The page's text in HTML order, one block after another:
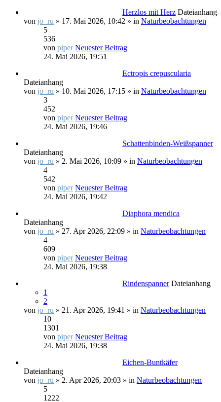
Herzlos mit Herz Dateianhang
von jo_ru » 17. Mai 2026, 10:42 » in Naturbeobachtungen
5
536
von piper Neuester Beitrag
24. Mai 2026, 19:51
Ectropis crepuscularia
Dateianhang
von jo_ru » 10. Mai 2026, 17:15 » in Naturbeobachtungen
3
452
von piper Neuester Beitrag
24. Mai 2026, 19:46
Schattenbinden-Weißspanner
Dateianhang
von jo_ru » 2. Mai 2026, 10:09 » in Naturbeobachtungen
4
542
von piper Neuester Beitrag
24. Mai 2026, 19:42
Diaphora mendica
Dateianhang
von jo_ru » 27. Apr 2026, 22:09 » in Naturbeobachtungen
4
609
von piper Neuester Beitrag
24. Mai 2026, 19:38
Rindenspanner Dateianhang
1
2
von jo_ru » 21. Apr 2026, 19:41 » in Naturbeobachtungen
10
1301
von piper Neuester Beitrag
24. Mai 2026, 19:38
Eichen-Buntkäfer
Dateianhang
von jo_ru » 2. Apr 2026, 20:03 » in Naturbeobachtungen
5
1222